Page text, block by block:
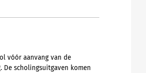
vóór aanvang van de
scholingsuitgaven komen